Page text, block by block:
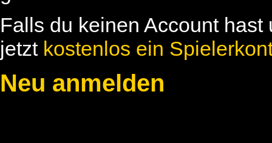
Falls du keinen Account
jetzt kostenlos ein
Neu anmelden